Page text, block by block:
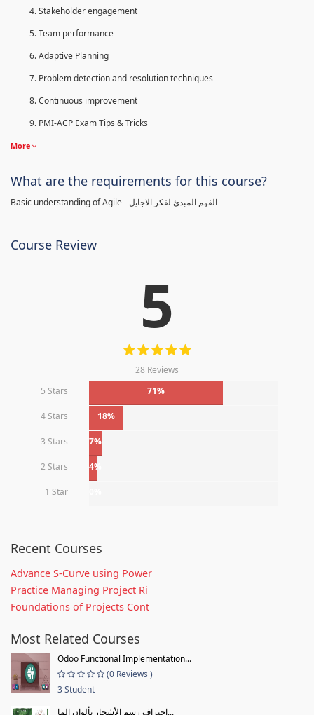
Stakeholder engagement
Team performance
Adaptive Planning
Problem detection and resolution techniques
Continuous improvement
PMI-ACP Exam Tips & Tricks
More
What are the requirements for this course?
Basic understanding of Agile - الفهم المبدئ لفكر الاجايل
Course Review
5
28 Reviews
5 Stars
71%
4 Stars 18%
3 Stars 7%
2 Stars 4%
1 Star
Recent Courses
Advance S-Curve using Power
Practice Managing Project Ri
Foundations of Projects Cont
Most Related Courses
Odoo Functional Implementation...
(0 Reviews )
3 Student
احتراف رسم الأشجار بألوان الما...